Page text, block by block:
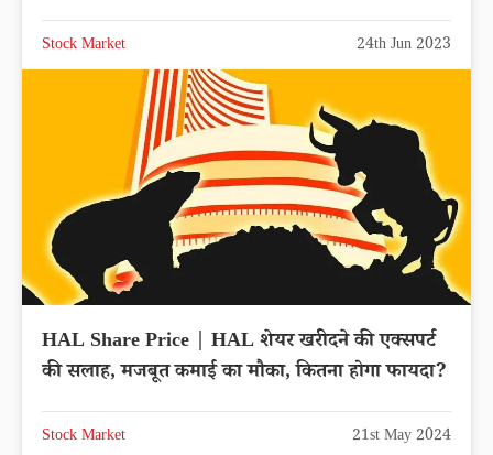
Stock Market 24th Jun 2023
HAL Share Price | HAL शेयर खरीदने की एक्सपर्ट
की सलाह, मजबूत कमाई का मौका, कितना होगा फायदा?
Stock Market 21st May 2024